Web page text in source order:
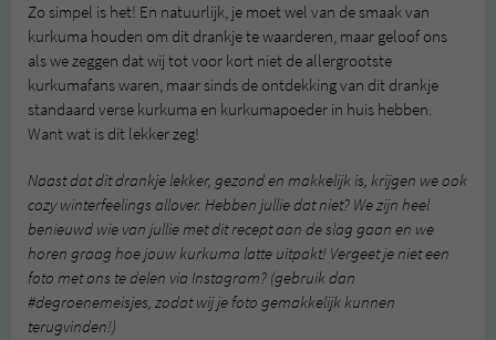
Zo simpel is het! En natuurlijk, je moet wel van de smaak van
kurkuma houden om dit drankje te waarderen, maar geloof ons
als we zeggen dat wij tot voor kort niet de allergrootste
kurkumafans waren, maar sinds de ontdekking van dit drankje
standaard verse kurkuma en kurkumapoeder in huis hebben.
Want wat is dit lekker zeg!
Naast dat dit drankje lekker, gezond en makkelijk is, krijgen we ook
cozy winterfeelings allover. Hebben jullie dat niet? We zijn heel
benieuwd wie van jullie met dit recept aan de slag gaan en we
horen graag hoe jouw kurkuma latte uitpakt! Vergeet je niet een
foto met ons te delen via Instagram? (gebruik dan
#degroenemeisjes, zodat wij je foto gemakkelijk kunnen
terugvinden!)